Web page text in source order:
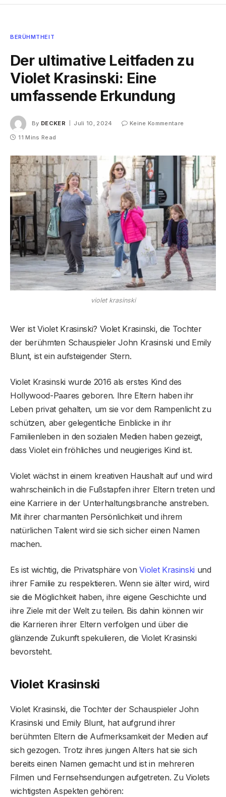
BERÜHMTHEIT
Der ultimative Leitfaden zu
Violet Krasinski: Eine
umfassende Erkundung
By DECKER Juli 10, 2024
Keine Kommentare
11 Mins Read
violet krasinski
Wer ist Violet Krasinski? Violet Krasinski, die Tochter
der berühmten Schauspieler John Krasinski und Emily
Blunt, ist ein aufsteigender Stern.
Violet Krasinski wurde 2016 als erstes Kind des
Hollywood-Paares geboren. Ihre Eltern haben ihr
Leben privat gehalten, um sie vor dem Rampenlicht zu
schützen, aber gelegentliche Einblicke in ihr
Familienleben in den sozialen Medien haben gezeigt,
dass Violet ein fröhliches und neugieriges Kind ist.
Violet wächst in einem kreativen Haushalt auf und wird
wahrscheinlich in die Fußstapfen ihrer Eltern treten und
eine Karriere in der Unterhaltungsbranche anstreben.
Mit ihrer charmanten Persönlichkeit und ihrem
natürlichen Talent wird sie sich sicher einen Namen
machen.
Es ist wichtig, die Privatsphäre vonViolet Krasinski und
ihrer Familie zu respektieren. Wenn sie älter wird, wird
sie die Möglichkeit haben, ihre eigene Geschichte und
ihre Ziele mit der Welt zu teilen. Bis dahin können wir
die Karrieren ihrer Eltern verfolgen und über die
glänzende Zukunft spekulieren, die Violet Krasinski
bevorsteht.
Violet Krasinski
Violet Krasinski, die Tochter der Schauspieler John
Krasinski und Emily Blunt, hat aufgrund ihrer
berühmten Eltern die Aufmerksamkeit der Medien auf
sich gezogen. Trotz ihres jungen Alters hat sie sich
bereits einen Namen gemacht und ist in mehreren
Filmen und Fernsehsendungen aufgetreten. Zu Violets
wichtigsten Aspekten gehören: